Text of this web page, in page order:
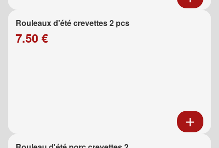
Rouleaux d'été crevettes 2 pcs
7.50 €